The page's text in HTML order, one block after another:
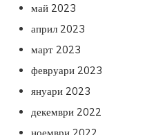
май 2023
април 2023
март 2023
февруари 2023
януари 2023
декември 2022
ноември 2022